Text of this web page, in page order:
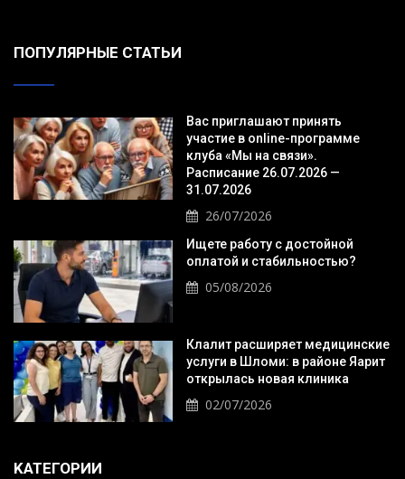
ПОПУЛЯРНЫЕ СТАТЬИ
Вас приглашают принять
участие в online-программе
клуба «Мы на связи».
Расписание 26.07.2026 —
31.07.2026
26/07/2026
Ищете работу с достойной
оплатой и стабильностью?
05/08/2026
Клалит расширяет медицинские
услуги в Шломи: в районе Яарит
открылась новая клиника
02/07/2026
KАТЕГОРИИ